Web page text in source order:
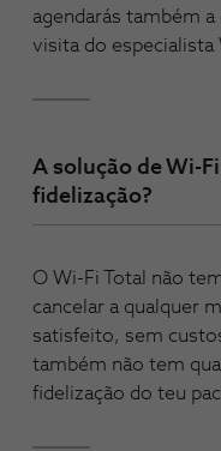
agendarás também
visita do especialista
A solução de Wi-
fidelização?
O Wi-Fi Total não
cancelar a qualquer
satisfeito, sem
também não tem
fidelização do teu